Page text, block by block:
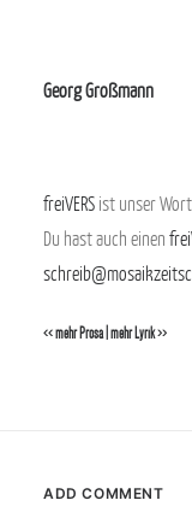
Georg Großmann
freiVERS ist unser
Du hast auch einen
<< mehr Prosa| mehr Lyrik >>
ADD COMMENT